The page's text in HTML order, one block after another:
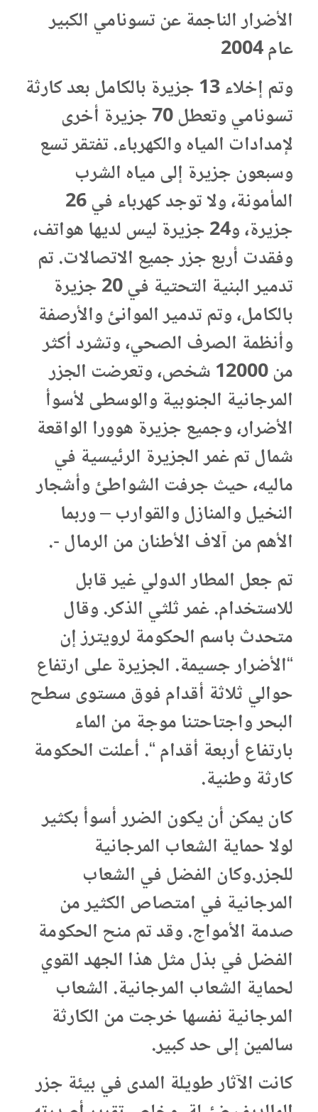
الأضرار الناجمة عن تسونامي الكبير
عام 2004
وتم إخلاء 13 جزيرة بالكامل بعد كارثة
تسونامي وتعطل 70 جزيرة أخرى
لإمدادات المياه والكهرباء. تفتقر تسع
وسبعون جزيرة إلى مياه الشرب
المأمونة، ولا توجد كهرباء في 26
جزيرة، و24 جزيرة ليس لديها هواتف،
وفقدت أربع جزر جميع الاتصالات. تم
تدمير البنية التحتية في 20 جزيرة
بالكامل، وتم تدمير الموانئ والأرصفة
وأنظمة الصرف الصحي، وتشرد أكثر
من 12000 شخص، وتعرضت الجزر
المرجانية الجنوبية والوسطى لأسوأ
الأضرار، وجميع جزيرة هوورا الواقعة
شمال تم غمر الجزيرة الرئيسية في
ماليه، حيث جرفت الشواطئ وأشجار
النخيل والمنازل والقوارب – وربما
الأهم من آلاف الأطنان من الرمال -.
تم جعل المطار الدولي غير قابل
للاستخدام. غمر ثلثي الذكر. وقال
متحدث باسم الحكومة لرويترز إن
“الأضرار جسيمة. الجزيرة على ارتفاع
حوالي ثلاثة أقدام فوق مستوى سطح
البحر واجتاحتنا موجة من الماء
بارتفاع أربعة أقدام “. أعلنت الحكومة
كارثة وطنية.
كان يمكن أن يكون الضرر أسوأ بكثير
لولا حماية الشعاب المرجانية
للجزر.وكان الفضل في الشعاب
المرجانية في امتصاص الكثير من
صدمة الأمواج. وقد تم منح الحكومة
الفضل في بذل مثل هذا الجهد القوي
لحماية الشعاب المرجانية. الشعاب
المرجانية نفسها خرجت من الكارثة
سالمين إلى حد كبير.
كانت الآثار طويلة المدى في بيئة جزر